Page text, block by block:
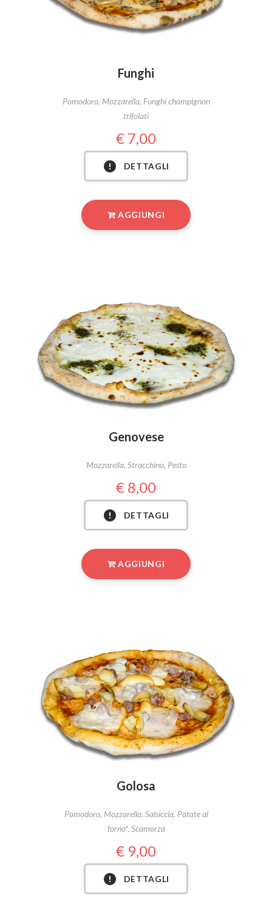
Funghi
Pomodoro, Mozzarella, Funghi champignon
trifolati
7,00
DETTAGLI
AGGIUNGI
Genovese
Mozzarella, Stracchino, Pesto
8,00
DETTAGLI
AGGIUNGI
Golosa
Pomodoro, Mozzarella, Salsiccia, Patate al
forno*, Scamorza
9,00
DETTAGLI